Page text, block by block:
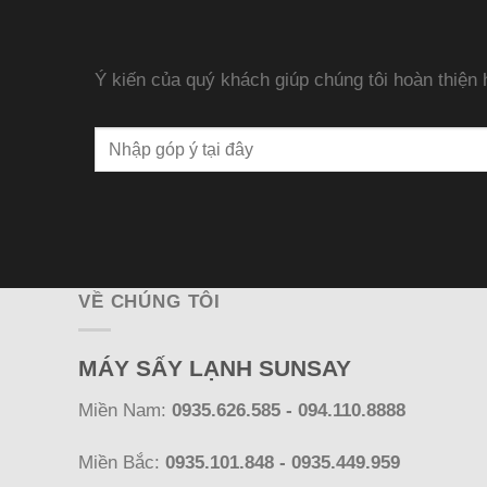
Ý kiến của quý khách giúp chúng tôi hoàn thiện
VỀ CHÚNG TÔI
MÁY SẤY LẠNH SUNSAY
Miền Nam: 0935.626.585 - 094.110.8888
Miền Bắc: 0935.101.848 - 0935.449.959